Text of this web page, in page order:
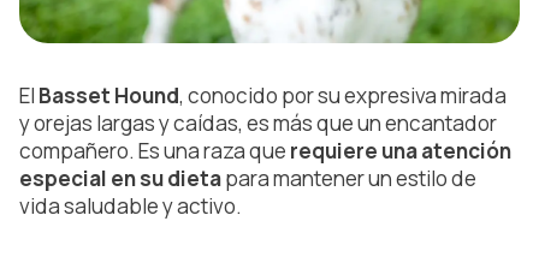
El Basset Hound, conocido por su expresiva mirada
y orejas largas y caídas, es más que un encantador
compañero. Es una raza que requiere una atención
especial en su dietapara mantener un estilo de
vida saludable y activo.